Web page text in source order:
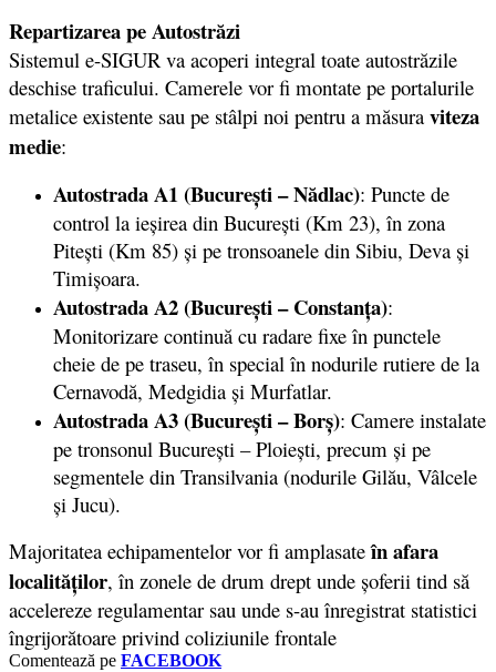
Repartizarea pe Autostrăzi
Sistemul e-SIGUR va acoperi integral toate autostrăzile
deschise traficului. Camerele vor fi montate pe portalurile
metalice existente sau pe stâlpi noi pentru a măsura viteza
medie:
Autostrada A1 (București – Nădlac): Puncte de
control la ieșirea din București (Km 23), în zona
Pitești (Km 85) și pe tronsoanele din Sibiu, Deva și
Timișoara.
Autostrada A2(București – Constanța):
Monitorizare continuă cu radare fixe în punctele
cheie de pe traseu, în special în nodurile rutiere de la
Cernavodă, Medgidia și Murfatlar.
Autostrada A3 (București – Borș): Camere instalate
pe tronsonul București – Ploiești, precum și pe
segmentele din Transilvania (nodurile Gilău, Vâlcele
și Jucu).
Majoritatea echipamentelor vor fi amplasateîn afara
localităților, în zonele de drum drept unde șoferii tind să
accelereze regulamentar sau unde s-au înregistrat statistici
îngrijorătoare privind coliziunile frontale
Comentează pe FACEBOOK